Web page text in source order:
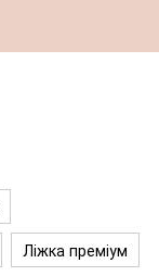
Ліжка преміум